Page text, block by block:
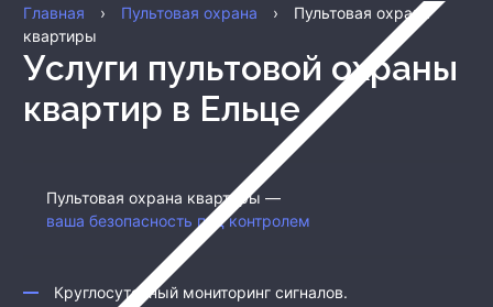
Главная › Пультовая охрана ›
Пультовая охрана
квартиры
Услуги пультовой охраны
квартир в Ельце
Пультовая охрана квартиры —
ваша безопасность под контролем
Круглосуточный мониторинг сигналов.